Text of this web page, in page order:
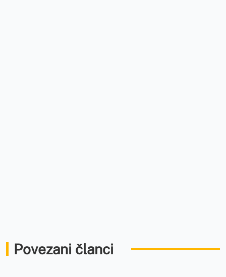
Povezani članci